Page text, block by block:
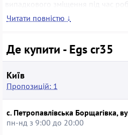
випадкового зміщення під час
робить Egs CR35 зрозумілою
достатньо поставити прилад на
заливанням тіста. Млинниця
використання, так і для
потоком відвідувачів, де
свіжих млинців. Купівля моделі б/
заощадити, зберігаючи основну
але варто перевірити стан робочої
Читати повністю ↓
Де купити - Egs cr35
Київ
Пропозицій: 1
с. Петропавлівська Борщагівка,
пн-нд з 9:00 до 20:00